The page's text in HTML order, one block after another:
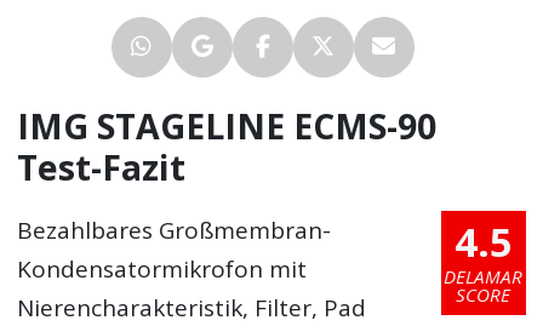
IMG STAGELINE ECMS-90
Test-Fazit
4.5
DELAMAR
SCORE
Bezahlbares Großmembran-
Kondensatormikrofon mit
Nierencharakteristik, Filter, Pad